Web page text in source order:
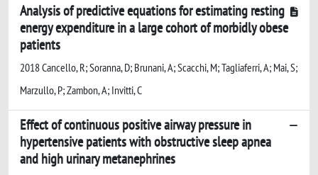
Analysis of predictive equations for estimating resting
energy expenditure in a large cohort of morbidly obese
patients
2018 Cancello, R; Soranna, D; Brunani, A; Scacchi, M; Tagliaferri, A; Mai, S;
Marzullo, P; Zambon, A; Invitti, C
Effect of continuous positive airway pressure in
hypertensive patients with obstructive sleep apnea
and high urinary metanephrines